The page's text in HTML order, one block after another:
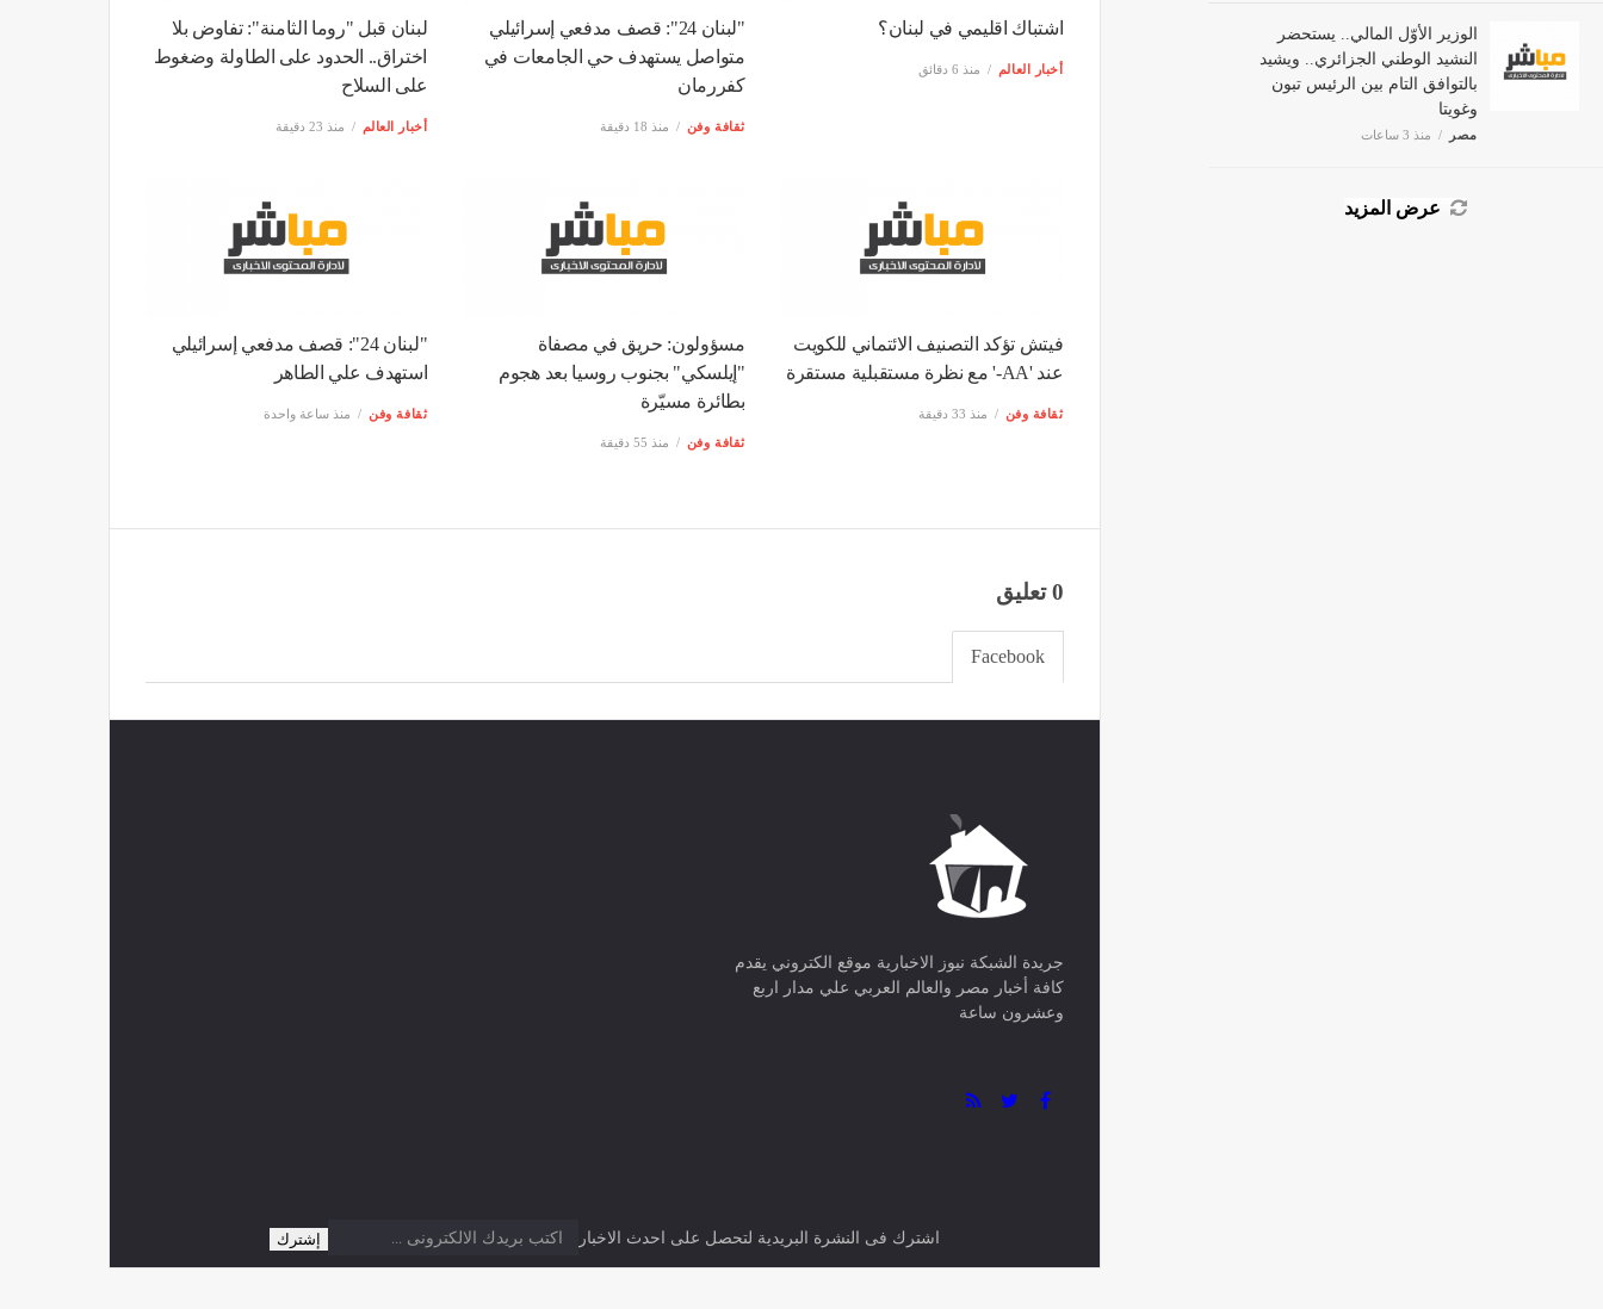
الوزير الأوّل المالي.. يستحضر
النشيد الوطني الجزائري.. ويشيد
بالتوافق التام بين الرئيس تبون
وغويتا
مصر
عرض المزيد
اشتباك اقليمي في لبنان؟
أخبار العالم منذ 6 دقائق
"لبنان 24": قصف مدفعي إسرائيلي
متواصل يستهدف حي الجامعات في
كفررمان
ثقافة وفن منذ 18 دقيقة
لبنان قبل "روما الثامنة": تفاوض بلا
اختراق.. الحدود على الطاولة وضغوط
على السلاح
أخبار العالم منذ 23 دقيقة
فيتش تؤكد التصنيف الائتماني للكويت
عند 'AA-' مع نظرة مستقبلية مستقرة
ثقافة وفن منذ 33 دقيقة
مسؤولون: حريق في مصفاة
"إيلسكي" بجنوب روسيا بعد هجوم
بطائرة مسيّرة
ثقافة وفن منذ 55 دقيقة
"لبنان 24": قصف مدفعي إسرائيلي
استهدف علي الطاهر
ثقافة وفن منذ ساعة واحدة
0 تعليق
Facebook
جريدة الشبكة نيوز الاخبارية موقع الكتروني يقدم
كافة أخبار مصر والعالم العربي علي مدار اربع
وعشرون ساعة
اشترك فى النشرة البريدية لتحصل على احدث الاخبار